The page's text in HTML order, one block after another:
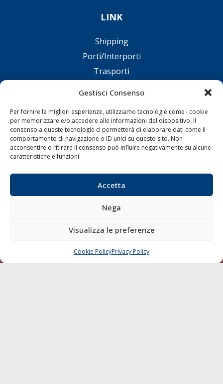
Gestisci Consenso
Per fornire le migliori esperienze, utilizziamo tecnologie come i cookie
per memorizzare e/o accedere alle informazioni del dispositivo. Il
consenso a queste tecnologie ci permetterà di elaborare dati come il
comportamento di navigazione o ID unici su questo sito. Non
acconsentire o ritirare il consenso può influire negativamente su alcune
caratteristiche e funzioni.
Accetta
Nega
Visualizza le preferenze
Cookie PolicyPrivacy Policy
LINK
Shipping
Porti/Interporti
Trasporti
Compagnie di Navigazione
Blue economy
Diporto
Contatti
CHIAMA SCRIVI